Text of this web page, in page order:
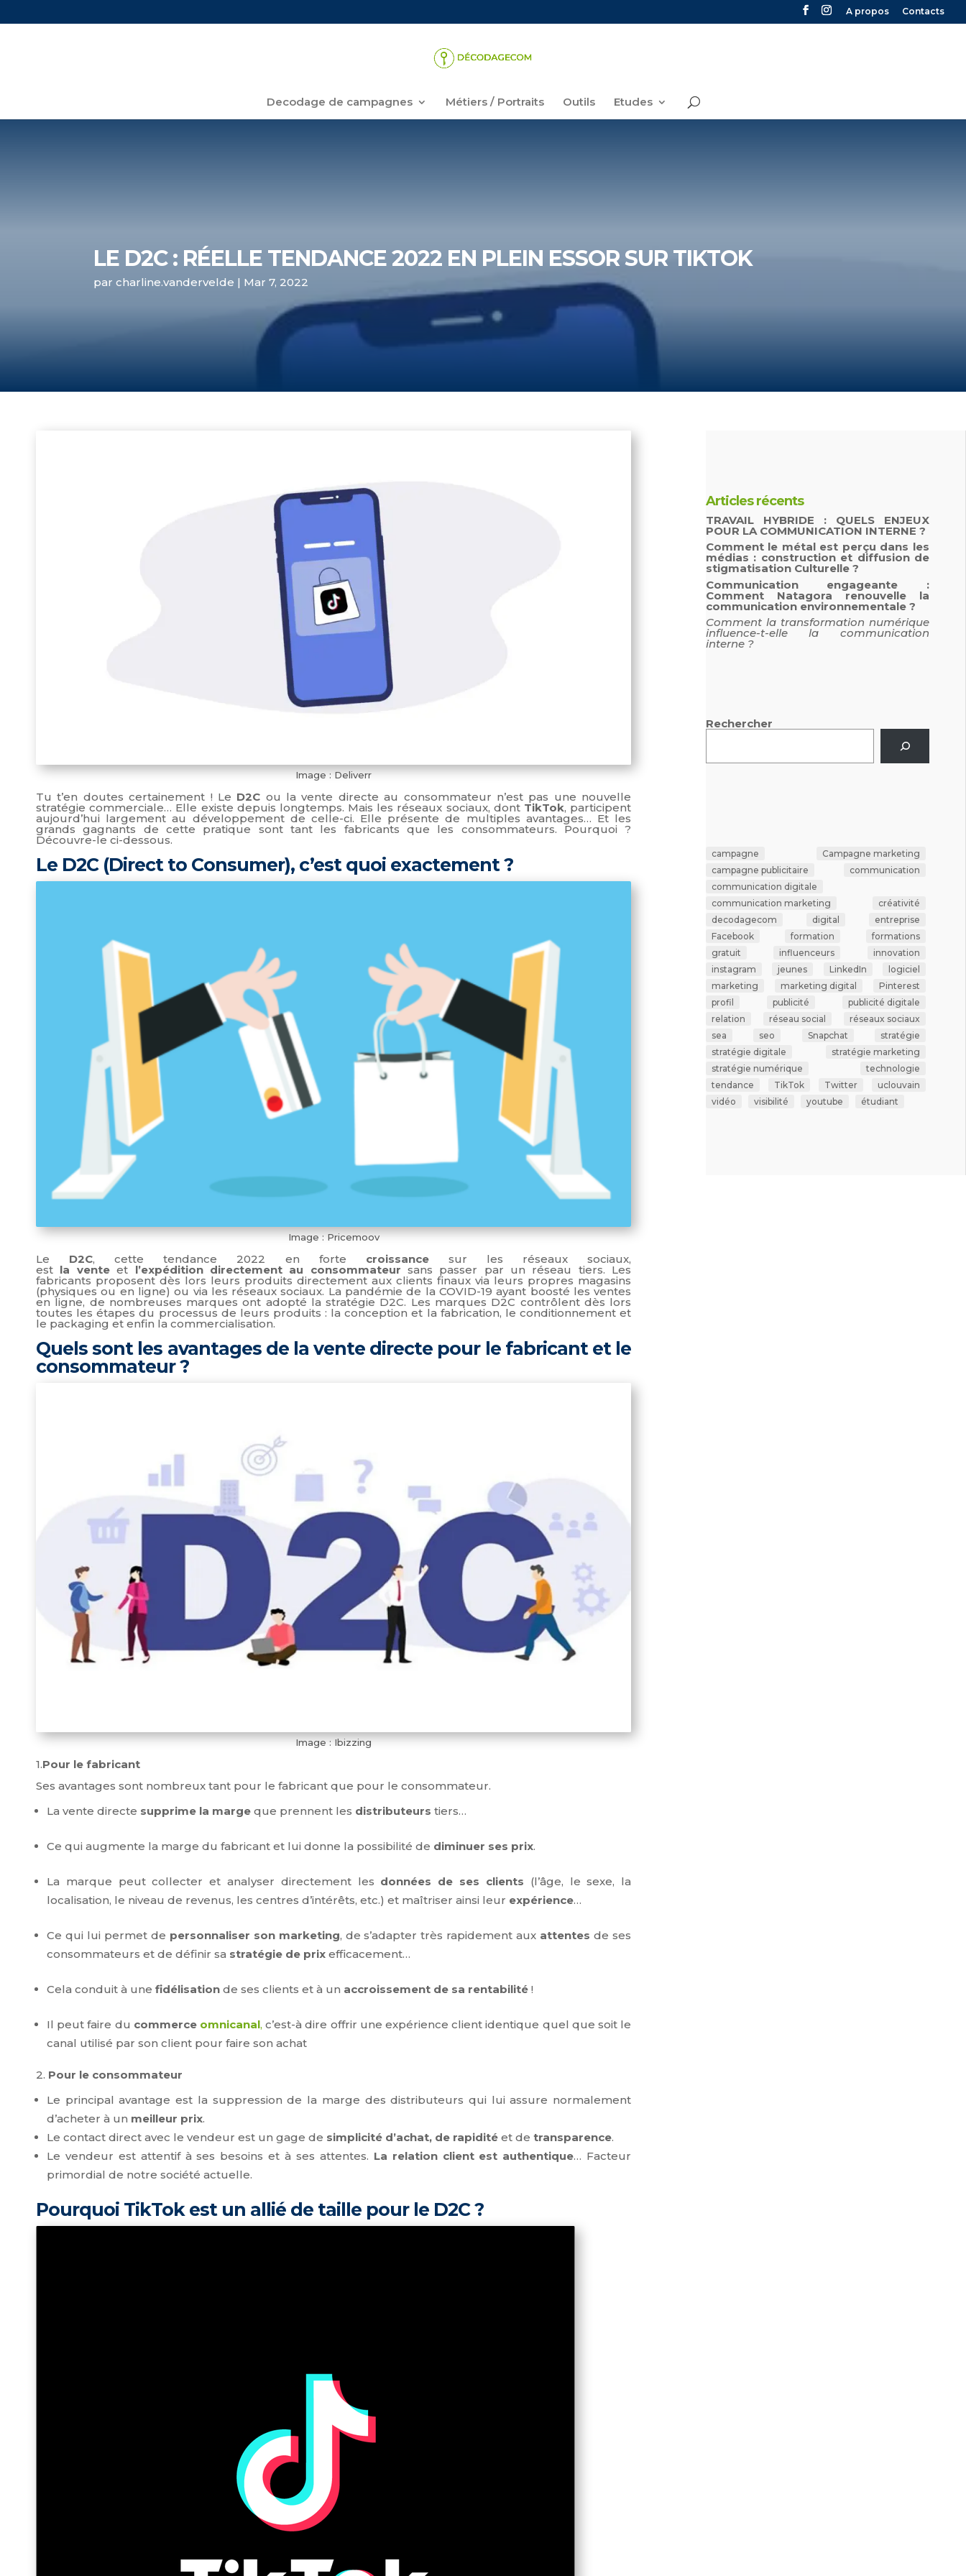
A propos Contacts
Decodage de campagnes Métiers / Portraits Outils Etudes
LE D2C : RÉELLE TENDANCE 2022 EN PLEIN ESSOR SUR TIKTOK
parcharline.vandervelde | Mar 7, 2022
Image : Deliverr
Tu t’en doutes certainement ! Le D2C ou la vente directe au consommateur n’est pas une nouvelle
stratégie commerciale… Elle existe depuis longtemps. Mais les réseaux sociaux, dont TikTok, participent
aujourd’hui largement au développement de celle-ci. Elle présente de multiples avantages… Et les
grands gagnants de cette pratique sont tant les fabricants que les consommateurs. Pourquoi ?
Découvre-le ci-dessous.
Le D2C (Direct to Consumer), c’est quoi exactement ?
Image : Pricemoov
Le D2C, cette tendance 2022 en forte croissancesur les réseaux sociaux,
est la venteet l’expédition directement au consommateur sans passer par un réseau tiers. Les
fabricants proposent dès lors leurs produits directement aux clients finaux via leurs propres magasins
(physiques ou en ligne) ou via les réseaux sociaux. La pandémie de la COVID-19 ayant boosté les ventes
en ligne, de nombreuses marques ont adopté la stratégie D2C. Les marques D2C contrôlent dès lors
toutes les étapes du processus de leurs produits : la conception et la fabrication, le conditionnement et
le packaging et enfin la commercialisation.
Quels sont les avantages de la vente directe pour le fabricant et le
consommateur ?
Image : Ibizzing
1.Pour le fabricant
Ses avantages sont nombreux tant pour le fabricant que pour le consommateur.
La vente directe supprime la marge que prennent les distributeurs tiers…
Ce qui augmente la marge du fabricant et lui donne la possibilité de diminuer ses prix.
La marque peut collecter et analyser directement les données de ses clients (l’âge, le sexe, la
localisation, le niveau de revenus, les centres d’intérêts, etc.) et maîtriser ainsi leur expérience…
Ce qui lui permet de personnaliser son marketing, de s’adapter très rapidement aux attentes de ses
consommateurs et de définir sa stratégie de prix efficacement…
Cela conduit à une fidélisation de ses clients et à un accroissement de sa rentabilité !
Il peut faire du commerce omnicanal, c’est-à dire offrir une expérience client identique quel que soit le
canal utilisé par son client pour faire son achat
2. Pour le consommateur
Le principal avantage est la suppression de la marge des distributeurs qui lui assure normalement
d’acheter à un meilleur prix.
Le contact direct avec le vendeur est un gage de simplicité d’achat, de rapidité et de transparence.
Le vendeur est attentif à ses besoins et à ses attentes. La relation client est authentique… Facteur
primordial de notre société actuelle.
Pourquoi TikTok est un allié de taille pour le D2C ?
Articles récents
TRAVAIL HYBRIDE : QUELS ENJEUX
POUR LA COMMUNICATION INTERNE ?
Comment le métal est perçu dans les
médias : construction et diffusion de
stigmatisation Culturelle ?
Communication engageante :
Comment Natagora renouvelle la
communication environnementale ?
Comment la transformation numérique
influence-t-elle la communication
interne ?
Rechercher
campagne
Campagne marketing
campagne publicitaire
communication
communication digitale
communication marketing
créativité
decodagecom
digital
entreprise
Facebook
formation
formations
gratuit
influenceurs
innovation
instagram
jeunes LinkedIn
logiciel
marketing
marketing digital
Pinterest
profil
publicité
publicité digitale
relation
réseau social
réseaux sociaux
sea
seo Snapchat
stratégie
stratégie digitale
stratégie marketing
stratégie numérique
technologie
tendance
TikTok Twitter
uclouvain
vidéo
visibilité youtube étudiant